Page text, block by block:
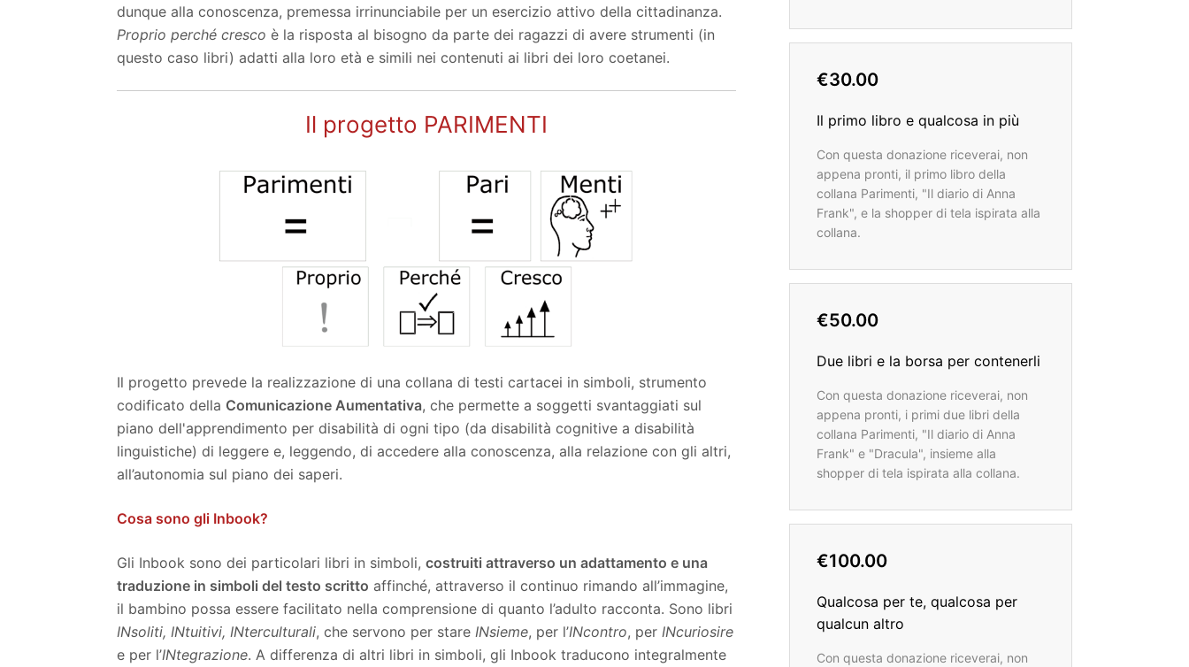
dunque alla conoscenza, premessa irrinunciabile per un esercizio attivo della cittadinanza.
Proprio perché cresco è la risposta al bisogno da parte dei ragazzi di avere strumenti (in
questo caso libri) adatti alla loro età e simili nei contenuti ai libri dei loro coetanei.
Il progetto PARIMENTI
Il progetto prevede la realizzazione di una collana di testi cartacei in simboli, strumento
codificato della Comunicazione Aumentativa, che permette a soggetti svantaggiati sul
piano dell'apprendimento per disabilità di ogni tipo (da disabilità cognitive a disabilità
linguistiche) di leggere e, leggendo, di accedere alla conoscenza, alla relazione con gli altri,
all’autonomia sul piano dei saperi.
Cosa sono gli Inbook?
Gli Inbook sono dei particolari libri in simboli, costruiti attraverso un adattamento e una
traduzione in simboli del testo scritto affinché, attraverso il continuo rimando all’immagine,
il bambino possa essere facilitato nella comprensione di quanto l’adulto racconta. Sono libri
INsoliti, INtuitivi, INterculturali, che servono per stare INsieme, per l’INcontro, per INcuriosire
e per l’INtegrazione. A differenza di altri libri in simboli, gli Inbook traducono integralmente
€30.00
Il primo libro e qualcosa in più
Con questa donazione riceverai, non
appena pronti, il primo libro della
collana Parimenti, "Il diario di Anna
Frank", e la shopper di tela ispirata alla
collana.
€50.00
Due libri e la borsa per contenerli
Con questa donazione riceverai, non
appena pronti, i primi due libri della
collana Parimenti, "Il diario di Anna
Frank" e "Dracula", insieme alla
shopper di tela ispirata alla collana.
€100.00
Qualcosa per te, qualcosa per
qualcun altro
Con questa donazione riceverai, non